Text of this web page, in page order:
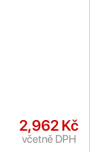
2,962 Kč
včetně DPH